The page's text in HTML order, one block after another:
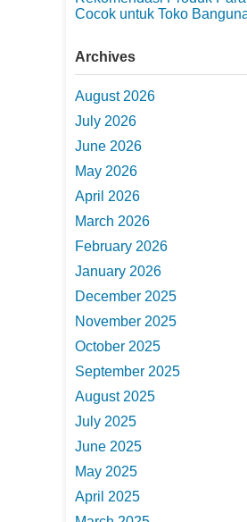
Cocok untuk Toko
Archives
August 2026
July 2026
June 2026
May 2026
April 2026
March 2026
February 2026
January 2026
December 2025
November 2025
October 2025
September 2025
August 2025
July 2025
June 2025
May 2025
April 2025